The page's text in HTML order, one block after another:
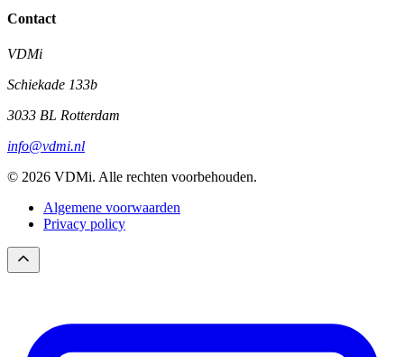
Contact
VDMi
Schiekade 133b
3033 BL Rotterdam
info@vdmi.nl
© 2026 VDMi. Alle rechten voorbehouden.
Algemene voorwaarden
Privacy policy